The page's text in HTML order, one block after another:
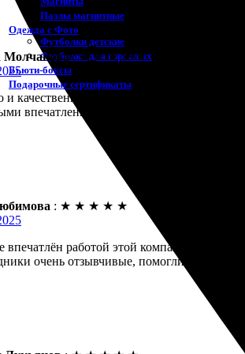
Пазлы магнитные
Одежда с Фото
Футболки детские
Футболки для взрослых
Бьюти-боксы
Подарочные сертификаты
Молчанова : ★ ★ ★ ★ ★
и качественно выполнили заказ. Отлично
впечатлениями!
: ★ ★ ★ ★ ★
впечатлён работой этой компании.
очень отзывчивые, помогли с